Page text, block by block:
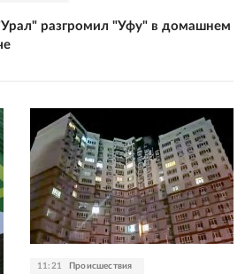
разгромил "Уфу" в домашнем
11:21 Происшествия